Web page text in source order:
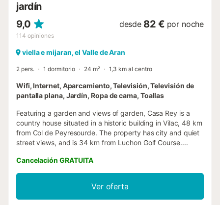
jardín
9,0
114 opiniones
desde 82 € por noche
viella e mijaran, el Valle de Aran
2 pers. 1 dormitorio 24 m² 1,3 km al centro
Wifi, Internet, Aparcamiento, Televisión, Televisión de
pantalla plana, Jardín, Ropa de cama, Toallas
Featuring a garden and views of garden, Casa Rey is a
country house situated in a historic building in Vilac, 48 km
from Col de Peyresourde. The property has city and quiet
street views, and is 34 km from Luchon Golf Course....
Cancelación GRATUITA
Ver oferta